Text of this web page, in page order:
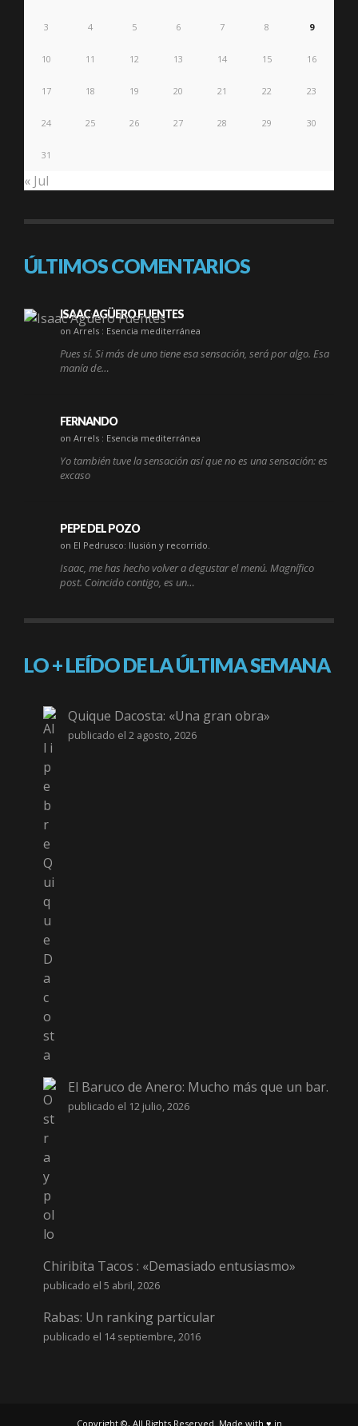
3 4 5 6 7 8 9
10 11 12 13 14 15 16
17 18 19 20 21 22 23
24 25 26 27 28 29 30
31
« Jul
ÚLTIMOS COMENTARIOS
ISAAC AGÜERO FUENTES
on Arrels : Esencia mediterránea
Pues sí. Si más de uno tiene esa sensación, será por algo. Esa
manía de…
FERNANDO
on Arrels : Esencia mediterránea
Yo también tuve la sensación así que no es una sensación: es
excaso
PEPE DEL POZO
on El Pedrusco: Ilusión y recorrido.
Isaac, me has hecho volver a degustar el menú. Magnífico
post. Coincido contigo, es un…
LO + LEÍDO DE LA ÚLTIMA SEMANA
Quique Dacosta: «Una gran obra»
publicado el 2 agosto, 2026
El Baruco de Anero: Mucho más que un bar.
publicado el 12 julio, 2026
Chiribita Tacos : «Demasiado entusiasmo»
publicado el 5 abril, 2026
Rabas: Un ranking particular
publicado el 14 septiembre, 2016
Copyright ©, All Rights Reserved. Made with ♥ in